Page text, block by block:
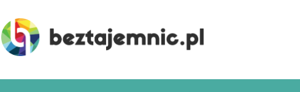
beztajemnic.pl